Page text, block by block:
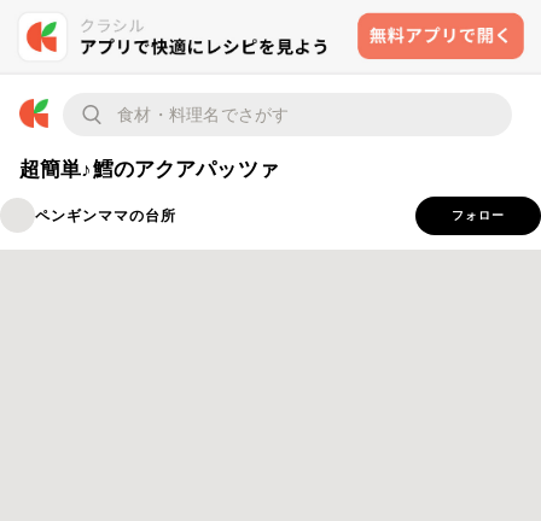
超簡単♪鱈のアクアパッツァ
ペンギンママの台所 フォロー